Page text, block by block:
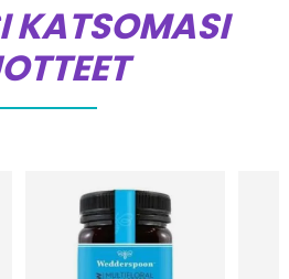
KATSOMASI